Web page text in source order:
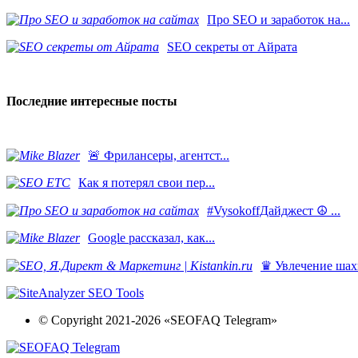
Про SEO и заработок на...
SEO секреты от Айрата
Последние интересные посты
​🚨 Фрилансеры, агентст...
Как я потерял свои пер...
#VysokoffДайджест ☮️ ...
​Google рассказал, как...
♛ Увлечение
© Copyright 2021-2026 «SEOFAQ Telegram»